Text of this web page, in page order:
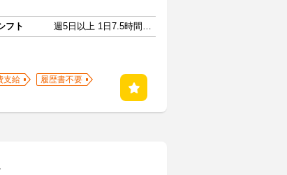
フト
週5日以上 1日7.5時間以上
支給
履歴書不要